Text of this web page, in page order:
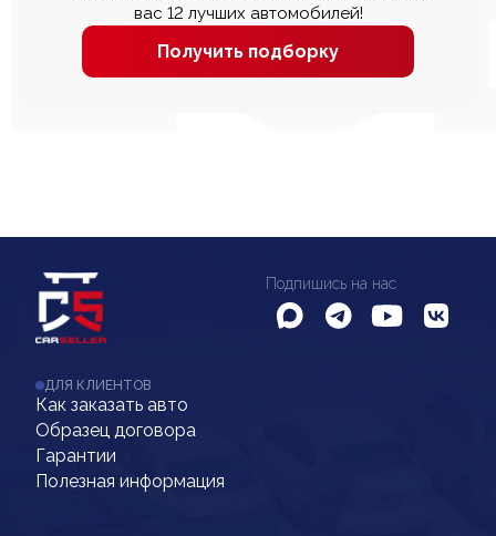
вас 12 лучших автомобилей!
Получить подборку
Подпишись на нас
ДЛЯ КЛИЕНТОВ
Как заказать авто
Образец договора
Гарантии
Полезная информация